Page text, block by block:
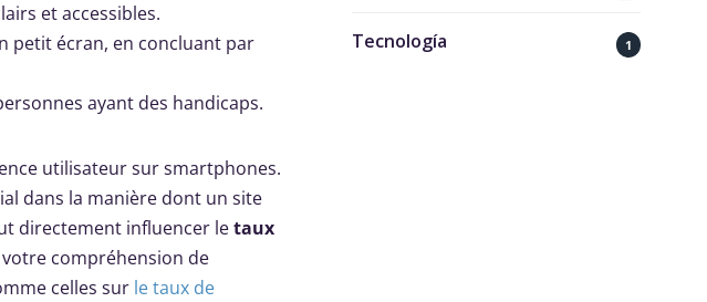
et accessibles.
petit écran, en concluant par
ayant des handicaps.
utilisateur sur smartphones.
dans la manière dont un site
directement influencer letaux
compréhension de
celles sur le taux de
Tecnología 1